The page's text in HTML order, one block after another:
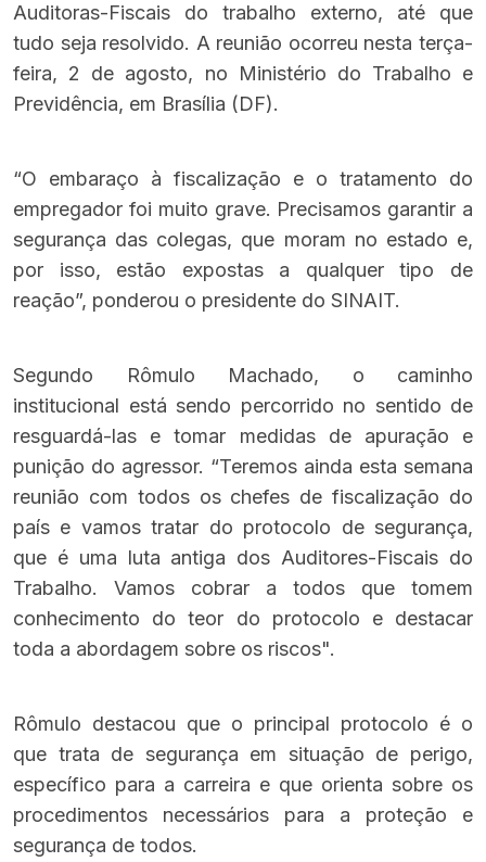
Auditoras-Fiscais do trabalho externo, até que
tudo seja resolvido. A reunião ocorreu nesta terça-
feira, 2 de agosto, no Ministério do Trabalho e
Previdência, em Brasília (DF).
“O embaraço à fiscalização e o tratamento do
empregador foi muito grave. Precisamos garantir a
segurança das colegas, que moram no estado e,
por isso, estão expostas a qualquer tipo de
reação”, ponderou o presidente do SINAIT.
Segundo Rômulo Machado, o caminho
institucional está sendo percorrido no sentido de
resguardá-las e tomar medidas de apuração e
punição do agressor. “Teremos ainda esta semana
reunião com todos os chefes de fiscalização do
país e vamos tratar do protocolo de segurança,
que é uma luta antiga dos Auditores-Fiscais do
Trabalho. Vamos cobrar a todos que tomem
conhecimento do teor do protocolo e destacar
toda a abordagem sobre os riscos".
Rômulo destacou que o principal protocolo é o
que trata de segurança em situação de perigo,
específico para a carreira e que orienta sobre os
procedimentos necessários para a proteção e
segurança de todos.